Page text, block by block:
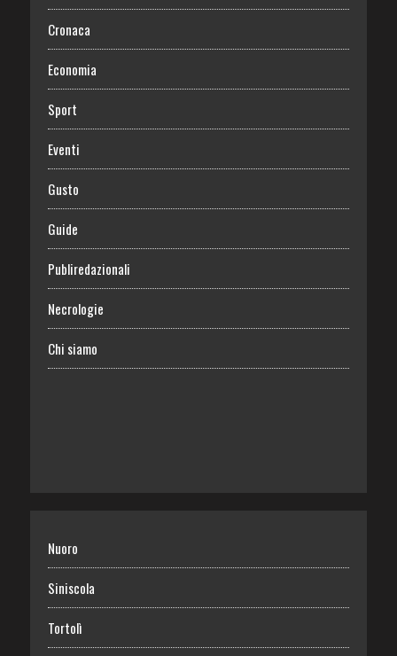
Cronaca
Economia
Sport
Eventi
Gusto
Guide
Publiredazionali
Necrologie
Chi siamo
Nuoro
Siniscola
Tortolì